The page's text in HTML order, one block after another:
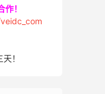
！
！